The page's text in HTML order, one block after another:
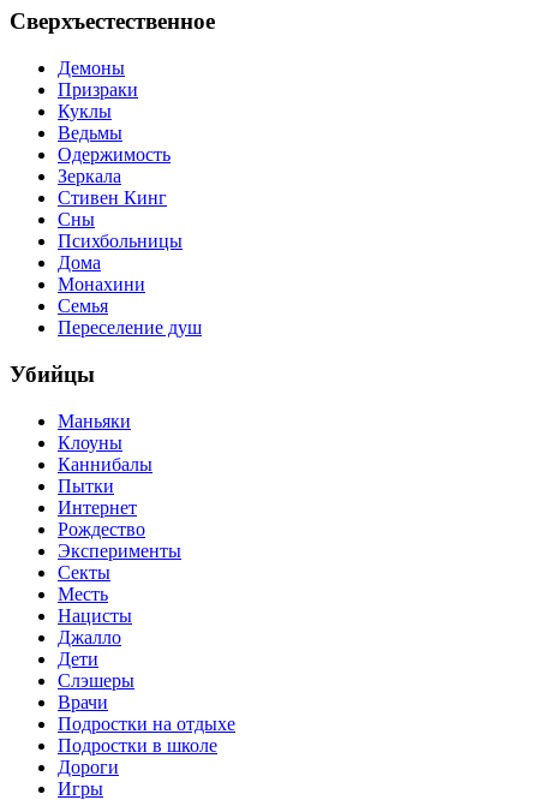
Сверхъестественное
Демоны
Призраки
Куклы
Ведьмы
Одержимость
Зеркала
Стивен Кинг
Сны
Психбольницы
Дома
Монахини
Семья
Переселение душ
Убийцы
Маньяки
Клоуны
Каннибалы
Пытки
Интернет
Рождество
Эксперименты
Секты
Месть
Нацисты
Джалло
Дети
Слэшеры
Врачи
Подростки на отдыхе
Подростки в школе
Дороги
Игры